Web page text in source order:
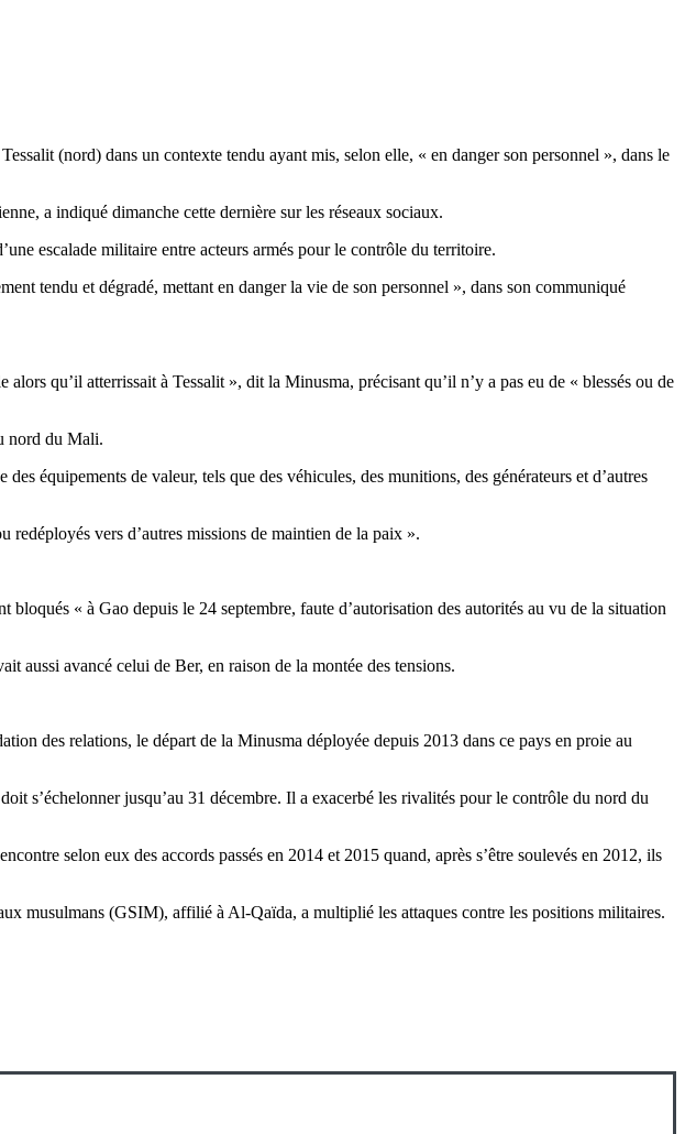
(nord) dans un contexte tendu ayant mis, selon elle, « en danger son personnel », dans le
a indiqué dimanche cette dernière sur les réseaux sociaux.
escalade militaire entre acteurs armés pour le contrôle du territoire.
tendu et dégradé, mettant en danger la vie de son personnel », dans son communiqué
qu’il atterrissait à Tessalit », dit la Minusma, précisant qu’il n’y a pas eu de « blessés ou de
nord du Mali.
équipements de valeur, tels que des véhicules, des munitions, des générateurs et d’autres
redéployés vers d’autres missions de maintien de la paix ».
« à Gao depuis le 24 septembre, faute d’autorisation des autorités au vu de la situation
aussi avancé celui de Ber, en raison de la montée des tensions.
des relations, le départ de la Minusma déployée depuis 2013 dans ce pays en proie au
s’échelonner jusqu’au 31 décembre. Il a exacerbé les rivalités pour le contrôle du nord du
selon eux des accords passés en 2014 et 2015 quand, après s’être soulevés en 2012, ils
musulmans (GSIM), affilié à Al-Qaïda, a multiplié les attaques contre les positions militaires.